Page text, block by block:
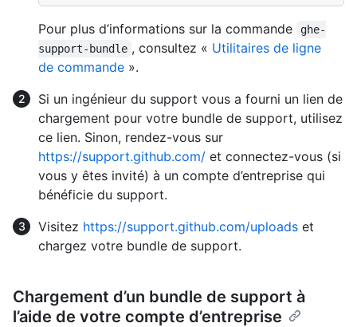
Pour plus d’informations sur la commande
ghe-
support-bundle , consultez « Utilitaires de ligne
de commande ».
Si un ingénieur du support vous a fourni un lien de
chargement pour votre bundle de support, utilisez
ce lien. Sinon, rendez-vous sur
https://support.github.com/ et connectez-vous (si
vous y êtes invité) à un compte d’entreprise qui
bénéficie du support.
Visitez https://support.github.com/uploads et
chargez votre bundle de support.
Chargement d’un bundle de support à
l’aide de votre compte d’entreprise